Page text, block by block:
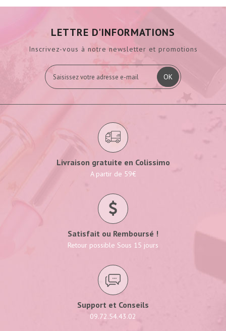
LETTRE D'INFORMATIONS
Inscrivez-vous à notre newsletter et promotions
OK
Livraison gratuite en Colissimo
A partir de 59€
Satisfait ou Remboursé !
Retour possible Sous 15 jours
Support et Conseils
09.72.54.43.02